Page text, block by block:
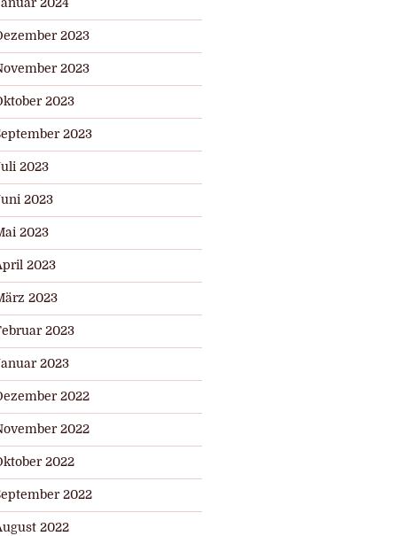
2024
2023
2023
2023
2023
2023
2023
2023
2023
2023
2023
2023
2022
2022
2022
2022
2022